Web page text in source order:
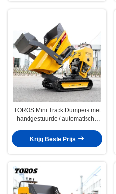
TOROS Mini Track Dumpers met
handgestuurde / automatische
Krijg Beste Prijs